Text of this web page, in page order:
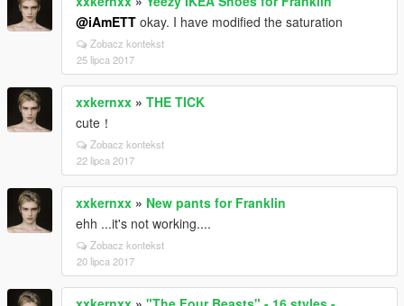
@iAmETT okay. I have modified the saturation
Zobacz kontekst
25 lipca 2017
xxkernxx » THE TICK
cute！
Zobacz kontekst
22 lipca 2017
xxkernxx » New pants for Franklin
ehh ...it's not working....
Zobacz kontekst
20 lipca 2017